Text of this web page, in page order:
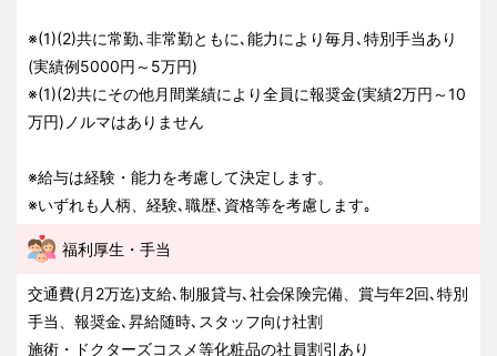
※(1)(2)共に常勤､非常勤ともに､能力により毎月､特別手当あり
(実績例5000円～5万円)
※(1)(2)共にその他月間業績により全員に報奨金(実績2万円～10
万円)ノルマはありません
※給与は経験・能力を考慮して決定します。
※いずれも人柄、経験､職歴､資格等を考慮します｡
福利厚生・手当
交通費(月2万迄)支給､制服貸与､社会保険完備、賞与年2回､特別
手当、報奨金､昇給随時､スタッフ向け社割
施術・ドクターズコスメ等化粧品の社員割引あり